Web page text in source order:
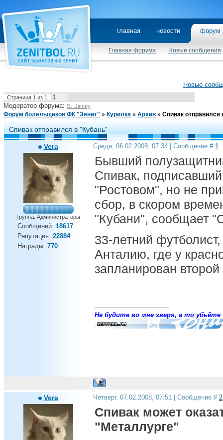
главная новости
Главная форума Новые сообщения
Новые
Страница 1 из 1
1
Модератор форума: St_Jimmy
Форум болельщиков ФК "Зенит" » Курилка » Архив » Спивак отправился
Спивак отправился в "Кубань"
Vera
Группа: Администраторы
Сообщений: 18617
Репутация: 22884
Награды: 770
Среда, 06.02.2008, 07:34 | Сообщение # 1
Бывший
Спивак,
"Ростовом", но не
сбор, в скором
"Кубани", сообщает
33-летний
Анталию, где у
запланирован
Не будите во мне зверя, а то убьёте
Vera Четверг, 07.02.2008, 07:51 | Сообщение # 2
Спивак может
"Металлурге"